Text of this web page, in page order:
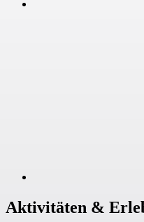
Aktivitäten &